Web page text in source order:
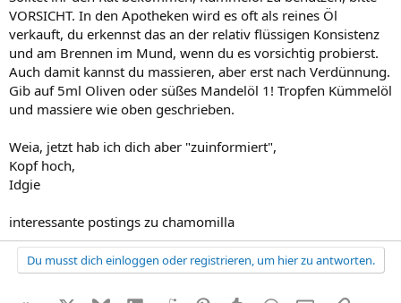
VORSICHT. In den Apotheken wird es oft als reines Öl
verkauft, du erkennst das an der relativ flüssigen Konsistenz
und am Brennen im Mund, wenn du es vorsichtig probierst.
Auch damit kannst du massieren, aber erst nach Verdünnung.
Gib auf 5ml Oliven oder süßes Mandelöl 1! Tropfen Kümmelöl
und massiere wie oben geschrieben.
Weia, jetzt hab ich dich aber "zuinformiert",
Kopf hoch,
Idgie
interessante postings zu chamomilla
Du musst dich einloggen oder registrieren, um hier zu antworten.